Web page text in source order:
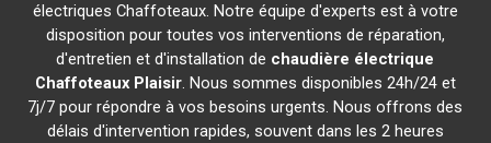
électriques Chaffoteaux. Notre équipe d'experts est à votre
disposition pour toutes vos interventions de réparation,
d'entretien et d'installation de chaudière électrique
Chaffoteaux Plaisir. Nous sommes disponibles 24h/24 et
7j/7 pour répondre à vos besoins urgents. Nous offrons des
délais d'intervention rapides, souvent dans les 2 heures